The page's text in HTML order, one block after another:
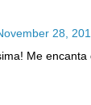
28,
Me encanta